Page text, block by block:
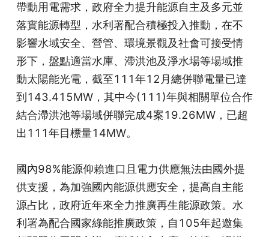
帶動用電需求，政府全力提升能源自主及多元並
落實能源轉型，水利署配合積極投入推動，在不
影響水域安全、營管、環境景觀及社會可接受情
形下，盤點適當水庫、滯洪池及淨水場等場域推
動太陽能光電，截至111年12月總併聯電量已達
到143.415MW，其中今(111)年與相關單位合作
結合滯洪池等場域併聯完成4案19.26MW，已超
出111年目標量14MW。
國內98%能源仰賴進口且電力供應無法由國外提
供支援，為加強國內能源供應安全，提高自主能
源占比，政府近年來全力推廣再生能源政策。水
利署為配合國家綠能推廣政策，自105年起邀集